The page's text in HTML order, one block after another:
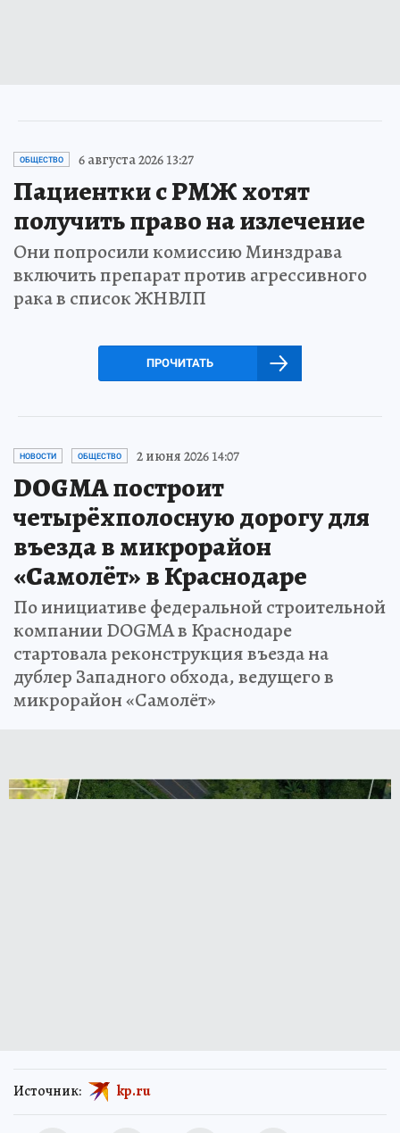
ОБЩЕСТВО 6 августа 2026 13:27
Пациентки с РМЖ хотят
получить право на излечение
Они попросили комиссию Минздрава
включить препарат против агрессивного
рака в список ЖНВЛП
ПРОЧИТАТЬ
НОВОСТИ ОБЩЕСТВО 2 июня 2026 14:07
DOGMA построит
четырёхполосную дорогу для
въезда в микрорайон
«Самолёт» в Краснодаре
По инициативе федеральной строительной
компании DOGMA в Краснодаре
стартовала реконструкция въезда на
дублер Западного обхода, ведущего в
микрорайон «Самолёт»
Источник: kp.ru